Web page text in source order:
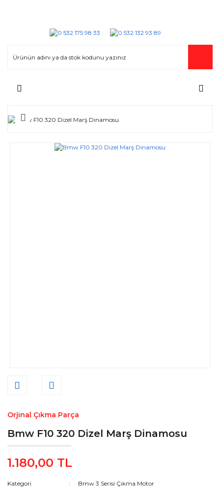
Orjinal Çıkma Parça
Bmw F10 320 Dizel Marş Dinamosu
1.180,00 TL
Kategori
Bmw 3 Serisi Çıkma Motor